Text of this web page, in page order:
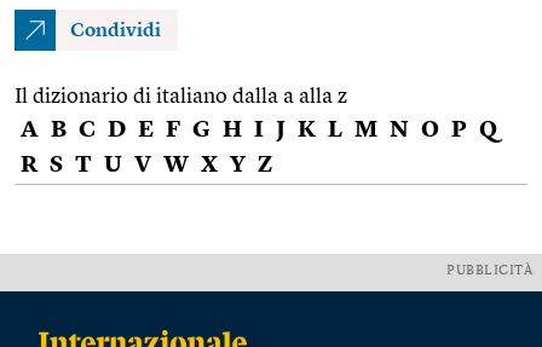
Condividi
Il dizionario di italiano dalla a alla z
A B C D E F G H I J K L M N O P Q
R S T U V W X Y Z
PUBBLICITÀ